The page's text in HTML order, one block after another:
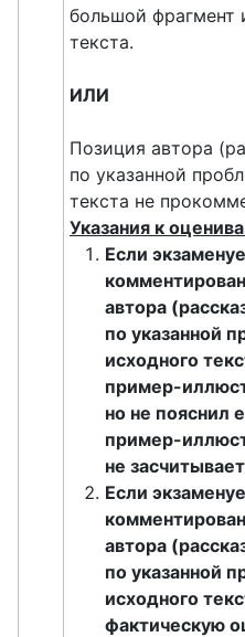
большой фрагмент
текста.
ИЛИ
Позиция автора
по указанной
текста не
Указания к
Если
автора
по указанной
исходного
пример-
но не пояснил
пример-
не
Если
автора
по указанной
исходного
фактическую